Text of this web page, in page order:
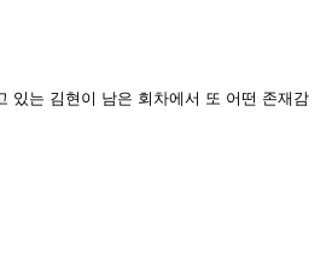
있는 김현이 남은 회차에서 또 어떤 존재감